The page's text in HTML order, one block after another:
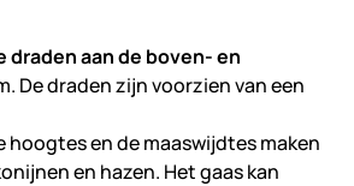
draden aan de boven- en
De draden zijn voorzien van een
en de maaswijdtes maken
en hazen. Het gaas kan